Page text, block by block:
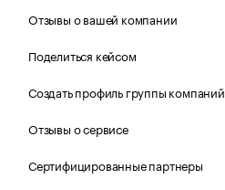
Отзывы о вашей компании
Поделиться кейсом
Создать профиль группы компаний
Отзывы о сервисе
Сертифицированные партнеры